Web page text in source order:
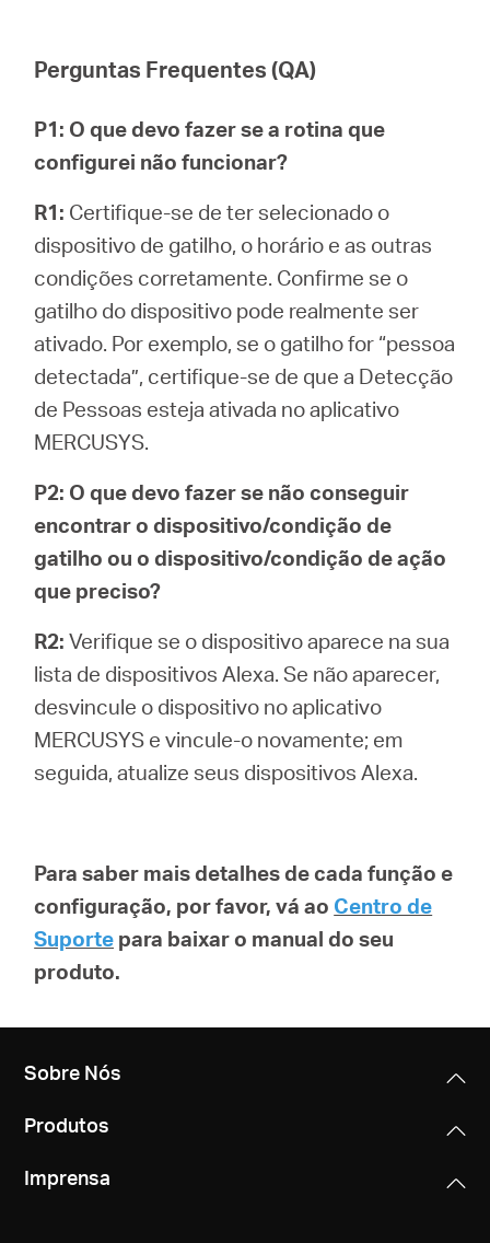
Perguntas Frequentes (QA)
P1: O que devo fazer se a rotina que
configurei não funcionar?
R1: Certifique-se de ter selecionado o
dispositivo de gatilho, o horário e as outras
condições corretamente. Confirme se o
gatilho do dispositivo pode realmente ser
ativado. Por exemplo, se o gatilho for “pessoa
detectada”, certifique-se de que a Detecção
de Pessoas esteja ativada no aplicativo
MERCUSYS.
P2: O que devo fazer se não conseguir
encontrar o dispositivo/condição de
gatilho ou o dispositivo/condição de ação
que preciso?
R2: Verifique se o dispositivo aparece na sua
lista de dispositivos Alexa. Se não aparecer,
desvincule o dispositivo no aplicativo
MERCUSYS e vincule-o novamente; em
seguida, atualize seus dispositivos Alexa.
Para saber mais detalhes de cada função e
configuração, por favor, vá ao Centro de
Suporte para baixar o manual do seu
produto.
Sobre Nós
Produtos
Imprensa